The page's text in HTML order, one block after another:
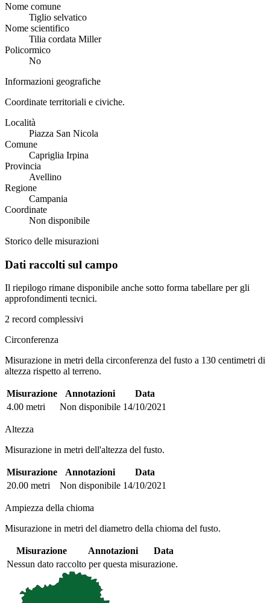
Nome comune
Tiglio selvatico
Nome scientifico
Tilia cordata Miller
Policormico
No
Informazioni geografiche
Coordinate territoriali e civiche.
Località
Piazza San Nicola
Comune
Capriglia Irpina
Provincia
Avellino
Regione
Campania
Coordinate
Non disponibile
Storico delle misurazioni
Dati raccolti sul campo
Il riepilogo rimane disponibile anche sotto forma tabellare per gli
approfondimenti tecnici.
2 record complessivi
Circonferenza
Misurazione in metri della circonferenza del fusto a 130 centimetri di
altezza rispetto al terreno.
Misurazione Annotazioni
Data
4.00 metri
Non disponibile 14/10/2021
Altezza
Misurazione in metri dell'altezza del fusto.
Misurazione Annotazioni
Data
20.00 metri
Non disponibile 14/10/2021
Ampiezza della chioma
Misurazione in metri del diametro della chioma del fusto.
Misurazione Annotazioni
Data
Nessun dato raccolto per questa misurazione.